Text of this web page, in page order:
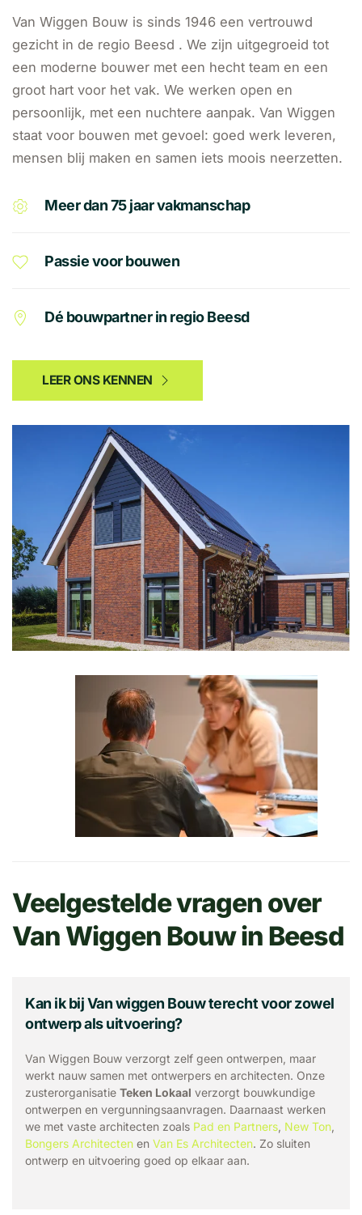
Van Wiggen Bouw is sinds 1946 een vertrouwd
gezicht in de regio Beesd . We zijn uitgegroeid tot
een moderne bouwer met een hecht team en een
groot hart voor het vak. We werken open en
persoonlijk, met een nuchtere aanpak. Van Wiggen
staat voor bouwen met gevoel: goed werk leveren,
mensen blij maken en samen iets moois neerzetten.
Meer dan 75 jaar vakmanschap
Passie voor bouwen
Dé bouwpartner in regio Beesd
LEER ONS KENNEN
Veelgestelde vragen over
Van Wiggen Bouw in Beesd
Kan ik bij Van wiggen Bouw terecht voor zowel
ontwerp als uitvoering?
Van Wiggen Bouw verzorgt zelf geen ontwerpen, maar
werkt nauw samen met ontwerpers en architecten. Onze
zusterorganisatie Teken Lokaal verzorgt bouwkundige
ontwerpen en vergunningsaanvragen. Daarnaast werken
we met vaste architecten zoals Pad en Partners New Ton
Bongers Architecten en Van Es Architecten. Zo sluiten
ontwerp en uitvoering goed op elkaar aan.